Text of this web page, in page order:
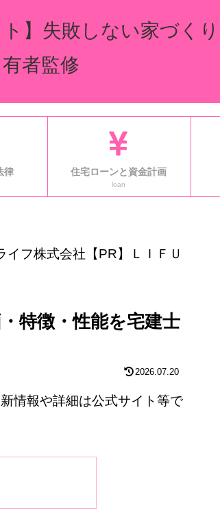
】失敗しない家づく
有者監修
律 住宅ローンと資金計画
loan
フ株式会社【PR】ＬＩＦＵ
特徴・性能を宅建士
2026.07.20
情報や詳細は公式サイト等で